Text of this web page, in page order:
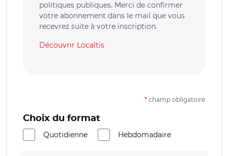
politiques publiques. Merci de confirmer
votre abonnement dans le mail que vous
recevrez suite à votre inscription.
Découvrir Localtis
* champ obligatoire
Choix du format
Quotidienne
Hebdomadaire